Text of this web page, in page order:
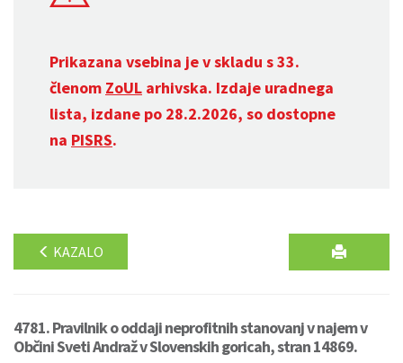
Prikazana vsebina je v skladu s 33.
členom ZoUL arhivska. Izdaje uradnega
lista, izdane po 28.2.2026, so dostopne
na PISRS.
KAZALO
4781. Pravilnik o oddaji neprofitnih stanovanj v najem v
Občini Sveti Andraž v Slovenskih goricah, stran 14869.